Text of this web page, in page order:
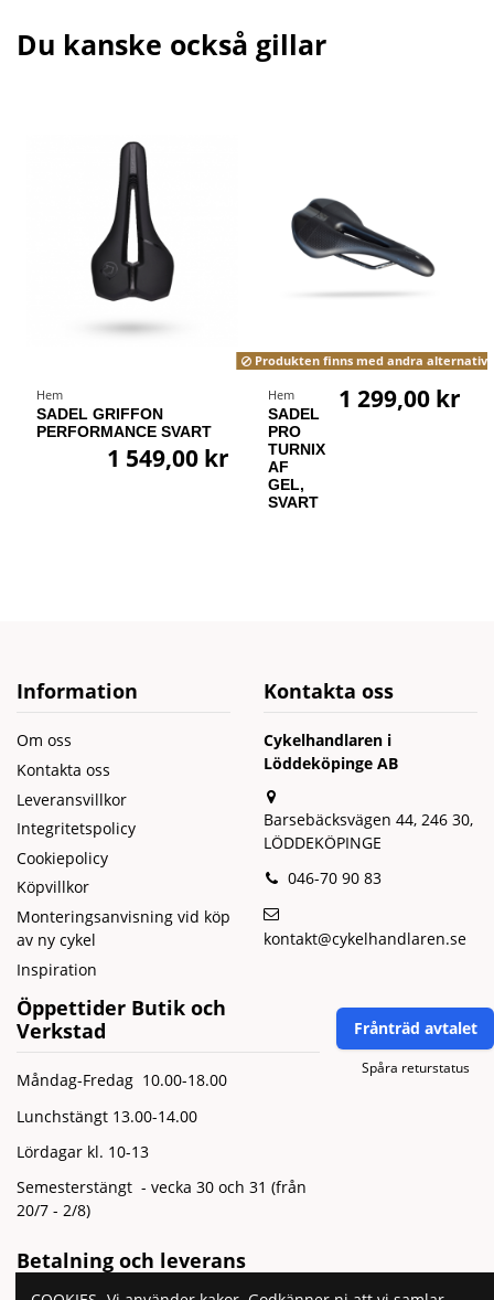
Du kanske också gillar
Hem
SADEL GRIFFON
PERFORMANCE SVART
1 549,00 kr
Produkten finns med andra alternativ
Hem
SADEL
PRO
TURNIX
AF
GEL,
SVART
1 299,00 kr
Information
Om oss
Kontakta oss
Leveransvillkor
Integritetspolicy
Cookiepolicy
Köpvillkor
Monteringsanvisning vid köp
av ny cykel
Inspiration
Kontakta oss
Cykelhandlaren i
Löddeköpinge AB
Barsebäcksvägen 44, 246 30,
LÖDDEKÖPINGE
046-70 90 83
kontakt@cykelhandlaren.se
Öppettider Butik och
Verkstad
Måndag-Fredag 10.00-18.00
Lunchstängt 13.00-14.00
Lördagar kl. 10-13
Semesterstängt - vecka 30 och 31 (från
20/7 - 2/8)
Frånträd avtalet
Spåra returstatus
Betalning och leverans